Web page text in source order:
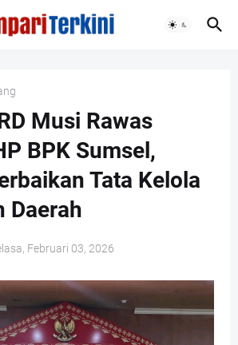
Musi Rawas
BPK Sumsel,
Tata Kelola
Daerah
Februari 03, 2026